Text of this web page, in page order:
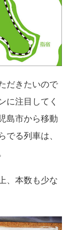
だきたいので
に注目してく
島市から移動
でる列車は、
、本数も少な